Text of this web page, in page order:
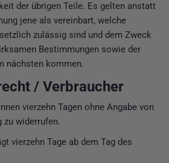
der übrigen Teile. Es gelten anstatt
jene als vereinbart, welche
zulässig sind und dem Zweck
Bestimmungen sowie der
nächsten kommen.
/ Verbraucher
vierzehn Tagen ohne Angabe von
zu widerrufen.
vierzehn Tage ab dem Tag des